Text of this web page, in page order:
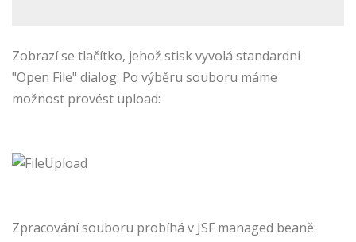
Zobrazí se tlačítko, jehož stisk vyvolá standardni
"Open File" dialog. Po výběru souboru máme
možnost provést upload:
Zpracování souboru probíhá v JSF managed beaně: